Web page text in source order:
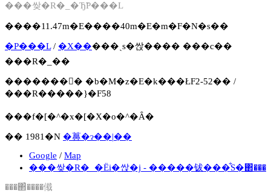
���쌎�R�_�Ђ̃P���L
����11.47m�E����40m�E�m�F�N�s��
�P���L/ �X�����ˎs�싽���� ���c��
���R�_��
�������񍐏� �b�M�z�E�k���ŁF2-52�� /
���R�����}�F58
���f�[�^�x�[�X�o�^�Ȃ�
�� 1981�N �䕗�ɂ��|��
Google / Map
���쌎�R�_�Ёi�싽�j - �����钹���͋S�΂���
���΂̂����傤